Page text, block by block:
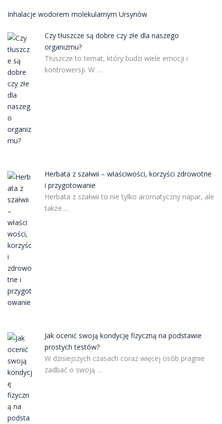
Inhalacje wodorem molekularnym Ursynów
Czy tłuszcze są dobre czy złe dla naszego
organizmu?
Tłuszcze to temat, który budzi wiele emocji i
kontrowersji. W …
Herbata z szałwii – właściwości, korzyści zdrowotne
i przygotowanie
Herbata z szałwii to nie tylko aromatyczny napar, ale
także …
Jak ocenić swoją kondycję fizyczną na podstawie
prostych testów?
W dzisiejszych czasach coraz więcej osób pragnie
zadbać o swoją …